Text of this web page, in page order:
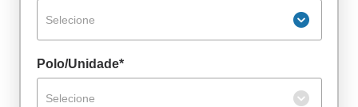
Selecione
Polo/Unidade*
Selecione